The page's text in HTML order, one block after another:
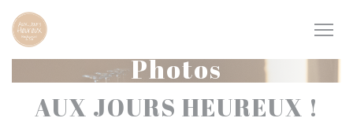
Personnalisation de vos choix en matière de cookies
Photos
AUX JOURS HEUREUX !